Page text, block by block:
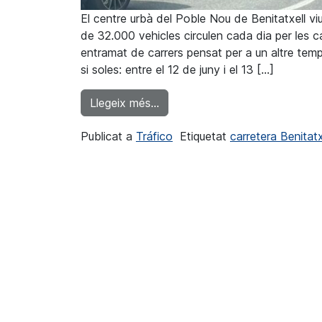
El centre urbà del Poble Nou de Benitatxell
de 32.000 vehicles circulen cada dia per les
entramat de carrers pensat per a un altre
si soles: entre el 12 de juny i el 13 […]
Llegeix més…
Publicat a Tráfico Etiquetat carretera